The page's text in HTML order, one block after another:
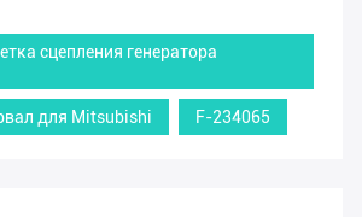
сцепления генератора
для Mitsubishi F-234065